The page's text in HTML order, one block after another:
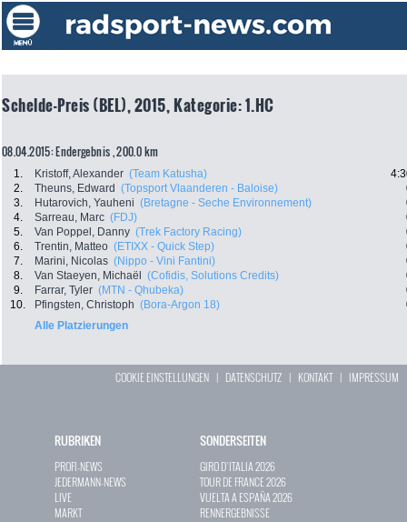
Schelde-Preis (BEL), 2015, Kategorie: 1.HC
08.04.2015: Endergebnis , 200.0 km
1. Kristoff, Alexander (Team Katusha)
2.
Theuns, Edward (Topsport Vlaanderen - Baloise)
3.
Hutarovich, Yauheni (Bretagne - Seche Environnement)
4.
Sarreau, Marc (FDJ)
5.
Van Poppel, Danny (Trek Factory Racing)
6.
Trentin, Matteo (ETIXX - Quick Step)
7.
Marini, Nicolas (Nippo - Vini Fantini)
8.
Van Staeyen, Michaël (Cofidis, Solutions Credits)
9.
Farrar, Tyler (MTN - Qhubeka)
10.
Pfingsten, Christoph (Bora-Argon 18)
Alle Platzierungen
COOKIE EINSTELLUNGEN | DATENSCHUTZ | KONTAKT| IMPRESSUM
RUBRIKEN
PROFI-NEWS
JEDERMANN-NEWS
LIVE
MARKT
SONDERSEITEN
GIRO D`ITALIA 2026
TOUR DE FRANCE 2026
VUELTA A ESPAÑA 2026
RENNERGEBNISSE